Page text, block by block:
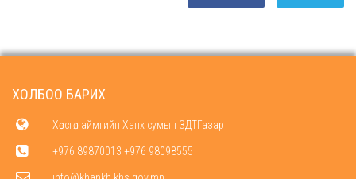
ХОЛБОО БАРИХ
Хөвсгөл аймгийн Ханх сумын ЗДТГазар
+976 89870013 +976 98098555